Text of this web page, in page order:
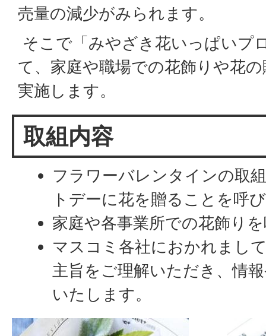
売量の減少がみられます。
そこで「みやざき花いっぱいプ
て、家庭や職場での花飾りや花
実施します。
取組内容
フラワーバレンタインの取
トデーに花を贈ることを呼
家庭や各事業所での花飾り
マスコミ各社におかれまし
主旨をご理解いただき、情
いたします。